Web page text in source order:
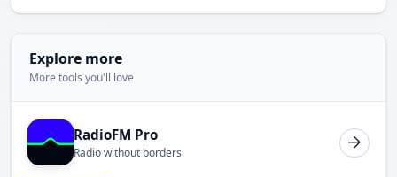
Explore more
More tools you'll love
RadioFM Pro
Radio without borders